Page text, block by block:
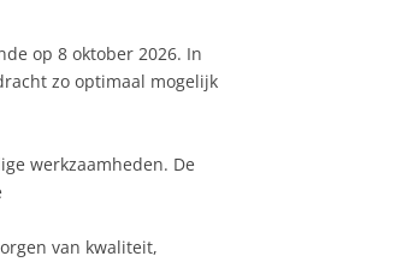
op 8 oktober 2026. In
zo optimaal mogelijk
werkzaamheden. De
van kwaliteit,